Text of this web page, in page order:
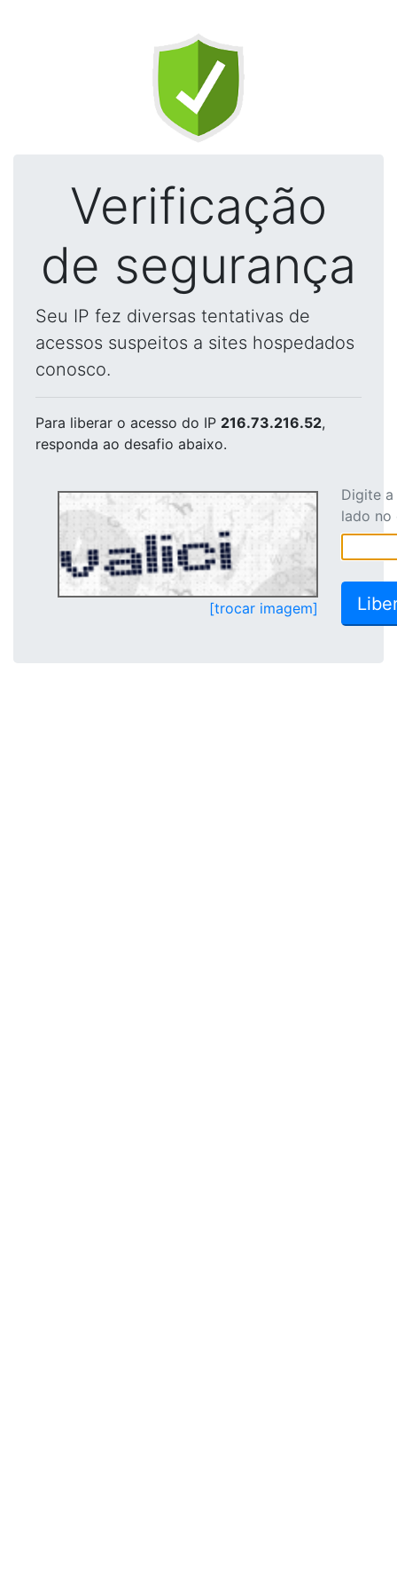
Verificação
de segurança
Seu IP fez diversas tentativas de
acessos suspeitos a sites hospedados
conosco.
Para liberar o acesso do IP 216.73.216.52,
responda ao desafio abaixo.
[trocar imagem]
Digite
lado no